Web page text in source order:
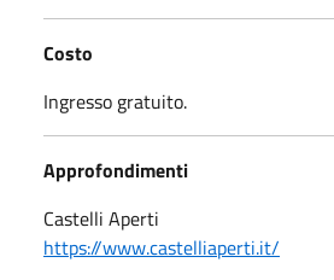
Costo
Ingresso gratuito.
Approfondimenti
Castelli Aperti
https://www.castelliaperti.it/